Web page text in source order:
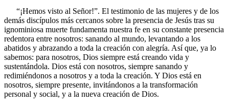
“¡Hemos visto al Señor!”. El testimonio de las mujeres y de los
demás discípulos más cercanos sobre la presencia de Jesús tras su
ignominiosa muerte fundamenta nuestra fe en su constante presencia
redentora entre nosotros: sanando al mundo, levantando a los
abatidos y abrazando a toda la creación con alegría. Así que, ya lo
sabemos: para nosotros, Dios siempre está creando vida y
sustentándola. Dios está con nosotros, siempre sanando y
redimiéndonos a nosotros y a toda la creación. Y Dios está en
nosotros, siempre presente, invitándonos a la transformación
personal y social, y a la nueva creación de Dios.